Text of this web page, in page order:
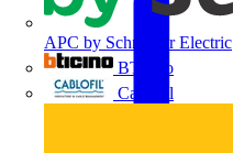
APC by Schneider Electric
BTicino
Cablofil